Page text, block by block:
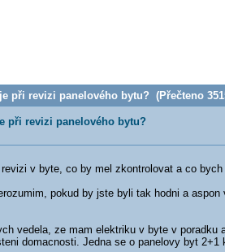
při revizi panelového bytu? (Přečteno
při revizi panelového bytu?
v byte, co by mel zkontrolovat a co
pokud by jste byli tak hodni a
vedela, ze mam elektriku v byte v poradku
domacnosti. Jedna se o panelovy byt 2+1